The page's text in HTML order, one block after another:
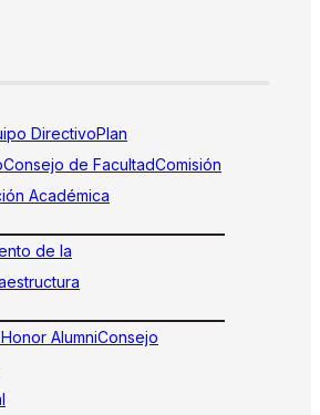
DirectivoPlan
Consejo de FacultadComisión
Académica
de la
AlumniConsejo